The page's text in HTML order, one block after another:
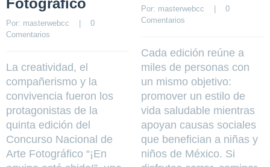
Fotográfico
Por: masterwebcc
0
Comentarios
La creatividad, el
compañerismo y la
convivencia fueron los
protagonistas de la
quinta edición del
Concurso Nacional de
Arte Fotográfico “¡En
Por: masterwebcc
0
Comentarios
Cada edición reúne a
miles de personas con
un mismo objetivo:
promover un estilo de
vida saludable mientras
apoyan causas sociales
que benefician a niñas y
niños de México. Si